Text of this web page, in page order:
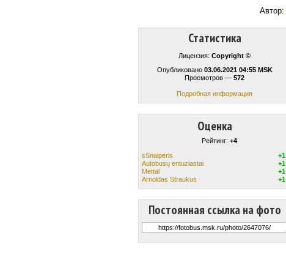
Автор:
Статистика
Лицензия: Copyright ©
Опубликовано 03.06.2021 04:55 MSK
Просмотров — 572
Подробная информация
Оценка
Рейтинг: +4
sSnaiperis
+1
Autobusų entuziastai
+1
Mettal
+1
Arnoldas Straukus
+1
Постоянная ссылка на фото